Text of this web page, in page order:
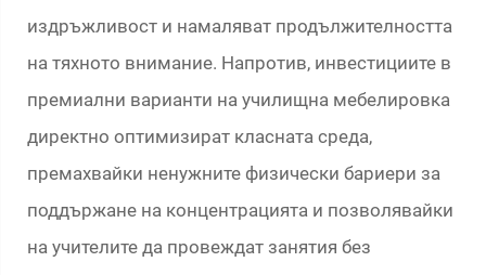
издръжливост и намаляват продължителността
на тяхното внимание. Напротив, инвестициите в
премиални варианти на училищна мебелировка
директно оптимизират класната среда,
премахвайки ненужните физически бариери за
поддържане на концентрацията и позволявайки
на учителите да провеждат занятия без